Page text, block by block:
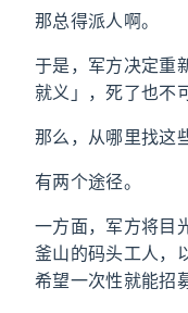
那总得派人啊。
于是，军方决定重
就义」，死了也不
那么，从哪里找这
有两个途径。
一方面，军方将目
釜山的码头工人，
希望一次性就能招